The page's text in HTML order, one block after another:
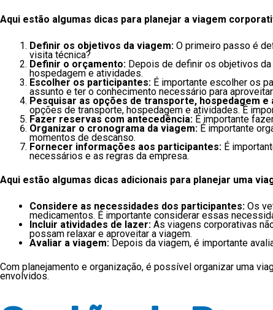
Aqui estão algumas dicas para planejar a viagem
Definir os objetivos da viagem: O primeiro passo é
visita técnica?
Definir o orçamento: Depois de definir os objetivos
hospedagem e atividades.
Escolher os participantes: É importante escolher os
assunto e ter o conhecimento necessário para
Pesquisar as opções de transporte, hospedagem e
opções de transporte, hospedagem e atividades. É
Fazer reservas com antecedência: É importante
Organizar o cronograma da viagem: É importante
momentos de descanso.
Fornecer informações aos participantes: É
necessários e as regras da empresa.
Aqui estão algumas dicas adicionais para planejar uma
Considere as necessidades dos participantes: Os
medicamentos. É importante considerar essas
Incluir atividades de lazer: As viagens corporativas
possam relaxar e aproveitar a viagem.
Avaliar a viagem:Depois da viagem, é importante
Com planejamento e organização, é possível organizar uma
envolvidos.